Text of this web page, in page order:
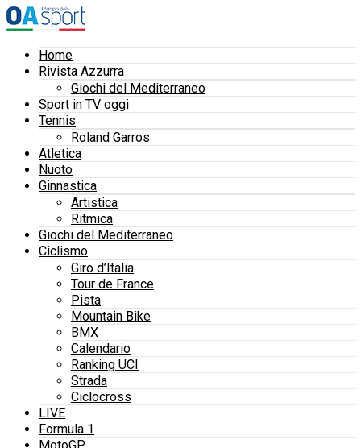
Home
Rivista Azzurra
Giochi del Mediterraneo
Sport in TV oggi
Tennis
Roland Garros
Atletica
Nuoto
Ginnastica
Artistica
Ritmica
Giochi del Mediterraneo
Ciclismo
Giro d’Italia
Tour de France
Pista
Mountain Bike
BMX
Calendario
Ranking UCI
Strada
Ciclocross
LIVE
Formula 1